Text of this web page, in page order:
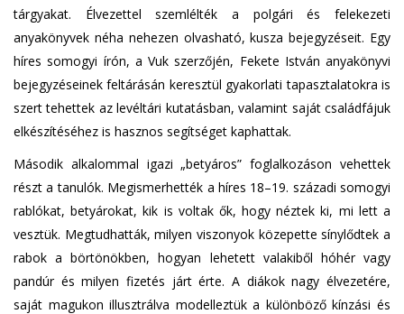
tárgyakat. Élvezettel szemlélték a polgári és felekezeti
anyakönyvek néha nehezen olvasható, kusza bejegyzéseit. Egy
híres somogyi írón, a Vuk szerzőjén, Fekete István anyakönyvi
bejegyzéseinek feltárásán keresztül gyakorlati tapasztalatokra is
szert tehettek az levéltári kutatásban, valamint saját családfájuk
elkészítéséhez is hasznos segítséget kaphattak.
Második alkalommal igazi „betyáros” foglalkozáson vehettek
részt a tanulók. Megismerhették a híres 18–19. századi somogyi
rablókat, betyárokat, kik is voltak ők, hogy néztek ki, mi lett a
vesztük. Megtudhatták, milyen viszonyok közepette sínylődtek a
rabok a börtönökben, hogyan lehetett valakiből hóhér vagy
pandúr és milyen fizetés járt érte. A diákok nagy élvezetére,
saját magukon illusztrálva modelleztük a különböző kínzási és